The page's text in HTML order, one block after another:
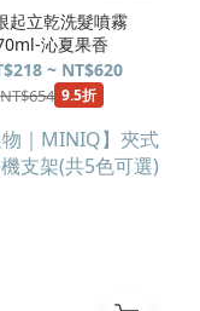
起立乾洗髮噴霧
沁夏果香
~ NT$620
NT$654 9.5折